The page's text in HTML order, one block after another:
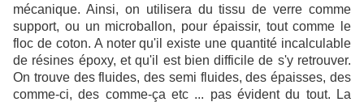
mécanique. Ainsi, on utilisera du tissu de verre comme
support, ou un microballon, pour épaissir, tout comme le
floc de coton. A noter qu'il existe une quantité incalculable
de résines époxy, et qu'il est bien difficile de s'y retrouver.
On trouve des fluides, des semi fluides, des épaisses, des
comme-ci, des comme-ça etc ... pas évident du tout. La